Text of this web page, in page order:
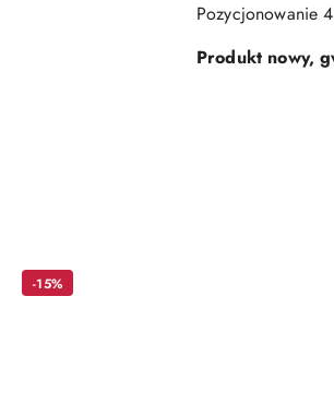
Pozycjonowanie
Produkt nowy,
-15%